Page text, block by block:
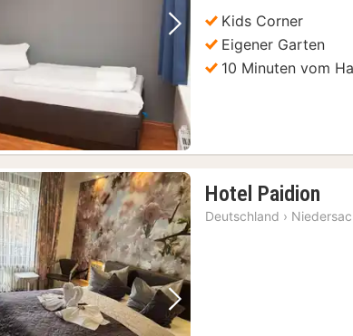
Bild Nächstes Bild
Kids Corner
Eigener Garten
10 Minuten vom
Bild Nächstes Bild
Hotel Paidion
Deutschland ›